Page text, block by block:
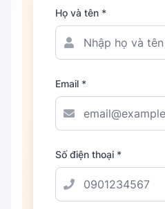
Họ và tên *
Email *
Số điện thoại *